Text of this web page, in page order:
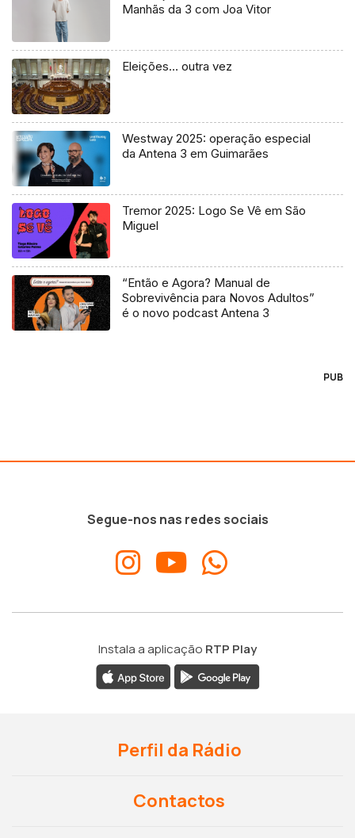
Manhãs da 3 com Joa Vitor
Eleições… outra vez
Westway 2025: operação especial
da Antena 3 em Guimarães
Tremor 2025: Logo Se Vê em São
Miguel
“Então e Agora? Manual de
Sobrevivência para Novos Adultos”
é o novo podcast Antena 3
PUB
Segue-nos nas redes sociais
Instala a aplicação RTP Play
Perfil da Rádio
Contactos